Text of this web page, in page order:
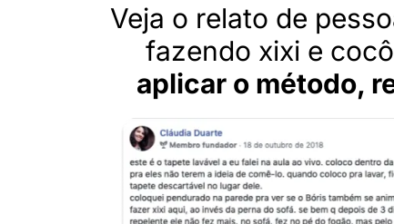
Veja o relato de
fazendo xixi e
aplicar o método,